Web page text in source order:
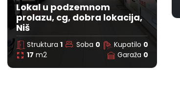
Lokal u podzemnom
prolazu, cg, dobra lokacija,
Niš
Struktura1 Soba 0 Kupatilo 0
17 m2 Garaža 0